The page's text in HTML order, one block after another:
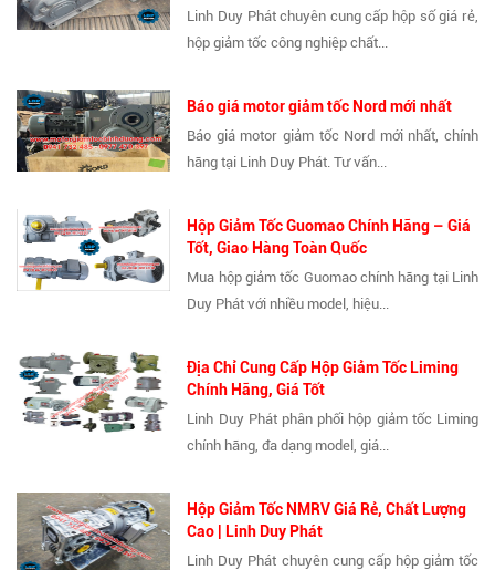
Linh Duy Phát chuyên cung cấp hộp số giá rẻ,
hộp giảm tốc công nghiệp chất...
Báo giá motor giảm tốc Nord mới nhất
Báo giá motor giảm tốc Nord mới nhất, chính
hãng tại Linh Duy Phát. Tư vấn...
Hộp Giảm Tốc Guomao Chính Hãng – Giá
Tốt, Giao Hàng Toàn Quốc
Mua hộp giảm tốc Guomao chính hãng tại Linh
Duy Phát với nhiều model, hiệu...
Địa Chỉ Cung Cấp Hộp Giảm Tốc Liming
Chính Hãng, Giá Tốt
Linh Duy Phát phân phối hộp giảm tốc Liming
chính hãng, đa dạng model, giá...
Hộp Giảm Tốc NMRV Giá Rẻ, Chất Lượng
Cao | Linh Duy Phát
Linh Duy Phát chuyên cung cấp hộp giảm tốc